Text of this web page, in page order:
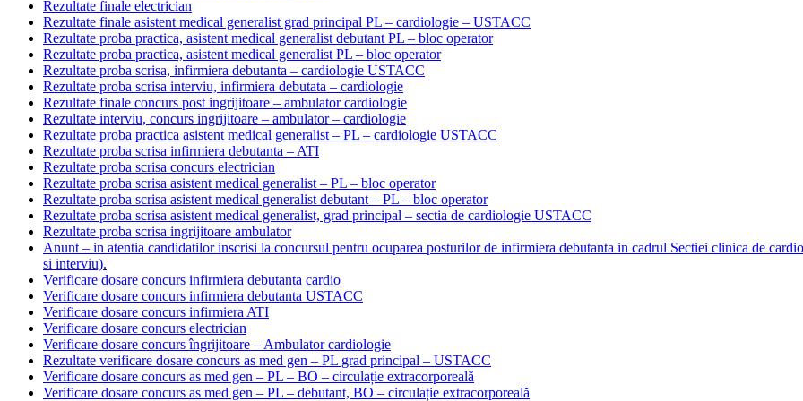
Rezultate finale electrician
Rezultate finale asistent medical generalist grad principal PL – cardiologie – USTACC
Rezultate proba practica, asistent medical generalist debutant PL – bloc operator
Rezultate proba practica, asistent medical generalist PL – bloc operator
Rezultate proba scrisa, infirmiera debutanta – cardiologie USTACC
Rezultate proba scrisa interviu, infirmiera debutata – cardiologie
Rezultate finale concurs post ingrijitoare – ambulator cardiologie
Rezultate interviu, concurs ingrijitoare – ambulator – cardiologie
Rezultate proba practica asistent medical generalist – PL – cardiologie USTACC
Rezultate proba scrisa infirmiera debutanta – ATI
Rezultate proba scrisa concurs electrician
Rezultate proba scrisa asistent medical generalist – PL – bloc operator
Rezultate proba scrisa asistent medical generalist debutant – PL – bloc operator
Rezultate proba scrisa asistent medical generalist, grad principal – sectia de cardiologie USTACC
Rezultate proba scrisa ingrijitoare ambulator
Anunt – in atentia candidatilor inscrisi la concursul pentru ocuparea posturilor de infirmiera debutanta in cadrul Sectiei clinica de
si interviu).
Verificare dosare concurs infirmiera debutanta cardio
Verificare dosare concurs infirmiera debutanta USTACC
Verificare dosare concurs infirmiera ATI
Verificare dosare concurs electrician
Verificare dosare concurs îngrijitoare – Ambulator cardiologie
Rezultate verificare dosare concurs as med gen – PL grad principal – USTACC
Verificare dosare concurs as med gen – PL – BO – circulație extracorporeală
Verificare dosare concurs as med gen – PL – debutant, BO – circulație extracorporeală